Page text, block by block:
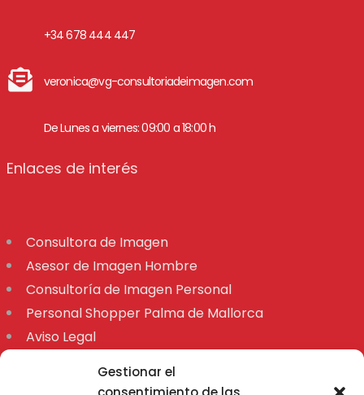
Gestionar el
+34 678 444 447
veronica@vg-consultoriadeimagen.com
De Lunes a viernes: 09:00 a 18:00 h
Enlaces de interés
Consultora de Imagen
Asesor de Imagen Hombre
Consultoría de Imagen Personal
Personal Shopper Palma de Mallorca
Aviso Legal